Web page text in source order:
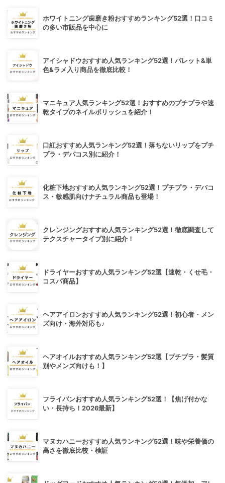
ホワイトニング歯磨き粉おすすめランキング52選！口コミ
の多い市販品を中心に
アイシャドウおすすめ人気ランキング52選！パレット&単
色&ラメ入り商品を徹底比較！
マニキュア人気ランキング52選！おすすめのプチプラや速
乾タイプのネイルポリッシュを紹介！
口紅おすすめ人気ランキング52選！落ちないリップをプチ
プラ・デパコス別に紹介！
化粧下地おすすめ人気ランキング52選！プチプラ・デパコ
ス・敏感肌向けナチュラル商品も登場！
クレンジングおすすめ人気ランキング52選！徹底調査して
テクスチャータイプ別に紹介！
ドライヤーおすすめ人気ランキング52選【速乾・くせ毛・
コスパ商品】
ヘアアイロンおすすめ人気ランキング52選！初心者・メン
ズ向け・海外対応も♪
ヘアオイルおすすめ人気ランキング52選【プチプラ・髪質
別やメンズ向けも！】
フライパンおすすめ人気ランキング52選！【焦げ付かな
い・長持ち！2026最新】
マヌカハニーおすすめ人気ランキング52選！味や栄養価の
高さを徹底比較・検証